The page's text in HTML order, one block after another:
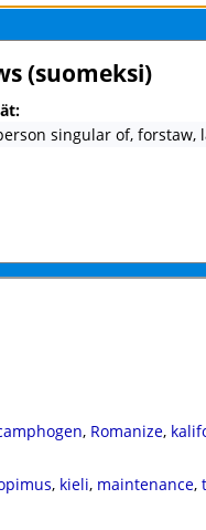
(suomeksi)
singular of, forstaw,
, Romanize,
, kieli, maintenance,